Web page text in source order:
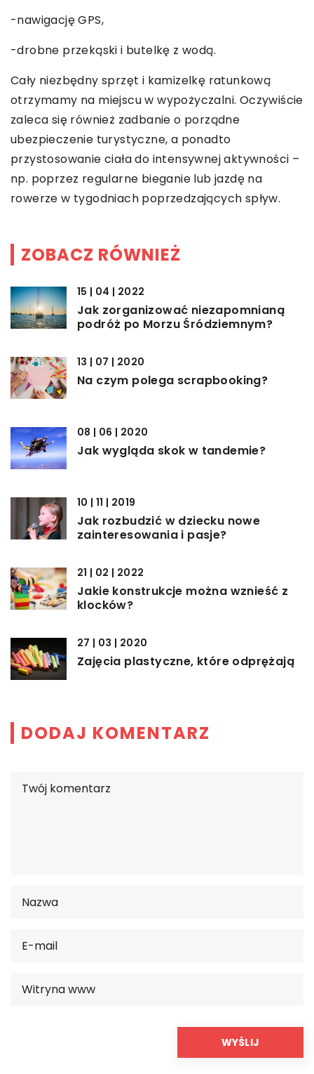
-nawigację GPS,
-drobne przekąski i butelkę z wodą.
Cały niezbędny sprzęt i kamizelkę ratunkową
otrzymamy na miejscu w wypożyczalni. Oczywiście
zaleca się również zadbanie o porządne
ubezpieczenie turystyczne, a ponadto
przystosowanie ciała do intensywnej aktywności –
np. poprzez regularne bieganie lub jazdę na
rowerze w tygodniach poprzedzających spływ.
ZOBACZ RÓWNIEŻ
15 | 04 | 2022
Jak zorganizować niezapomnianą
podróż po Morzu Śródziemnym?
13 | 07 | 2020
Na czym polega scrapbooking?
08 | 06 | 2020
Jak wygląda skok w tandemie?
10 | 11 | 2019
Jak rozbudzić w dziecku nowe
zainteresowania i pasje?
21 | 02 | 2022
Jakie konstrukcje można wznieść z
klocków?
27 | 03 | 2020
Zajęcia plastyczne, które odprężają
DODAJ KOMENTARZ